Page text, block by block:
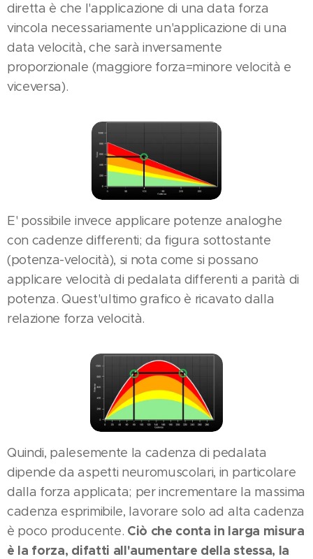
diretta è che l'applicazione di una data forza
vincola necessariamente un'applicazione di una
data velocità, che sarà inversamente
proporzionale (maggiore forza=minore velocità e
viceversa).
E' possibile invece applicare potenze analoghe
con cadenze differenti; da figura sottostante
(potenza-velocità), si nota come si possano
applicare velocità di pedalata differenti a parità di
potenza. Quest'ultimo grafico è ricavato dalla
relazione forza velocità.
Quindi, palesemente la cadenza di pedalata
dipende da aspetti neuromuscolari, in particolare
dalla forza applicata; per incrementare la massima
cadenza esprimibile, lavorare solo ad alta cadenza
è poco producente. Ciò che conta in larga misura
è la forza, difatti all'aumentare della stessa, la